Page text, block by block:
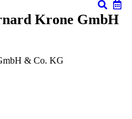
Krone GmbH
& Co. KG